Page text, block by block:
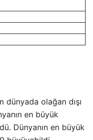
dünyada olağan dışı
en büyük
Dünyanın en büyük